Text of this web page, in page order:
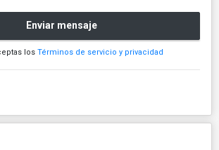
Enviar mensaje
los Términos de servicio y privacidad